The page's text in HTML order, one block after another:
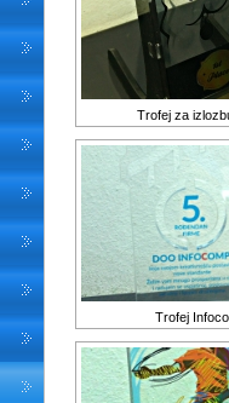
Trofej za
Trofej